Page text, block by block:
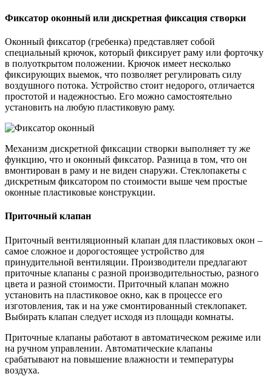
Фиксатор оконный или дискретная фиксация створки
Оконный фиксатор (гребенка) представляет собой
специальный крючок, который фиксирует раму или форточку
в полуоткрытом положении. Крючок имеет несколько
фиксирующих выемок, что позволяет регулировать силу
воздушного потока. Устройство стоит недорого, отличается
простотой и надежностью. Его можно самостоятельно
установить на любую пластиковую раму.
Механизм дискретной фиксации створки выполняет ту же
функцию, что и оконный фиксатор. Разница в том, что он
вмонтирован в раму и не виден снаружи. Стеклопакеты с
дискретным фиксатором по стоимости выше чем простые
оконные пластиковые конструкции.
Приточный клапан
Приточный вентиляционный клапан для пластиковых окон –
самое сложное и дорогостоящее устройство для
принудительной вентиляции. Производители предлагают
приточные клапаны с разной производительностью, разного
цвета и разной стоимости. Приточный клапан можно
установить на пластиковое окно, как в процессе его
изготовления, так и на уже смонтированный стеклопакет.
Выбирать клапан следует исходя из площади комнаты.
Приточные клапаны работают в автоматическом режиме или
на ручном управлении. Автоматические клапаны
срабатывают на повышение влажности и температуры
воздуха.